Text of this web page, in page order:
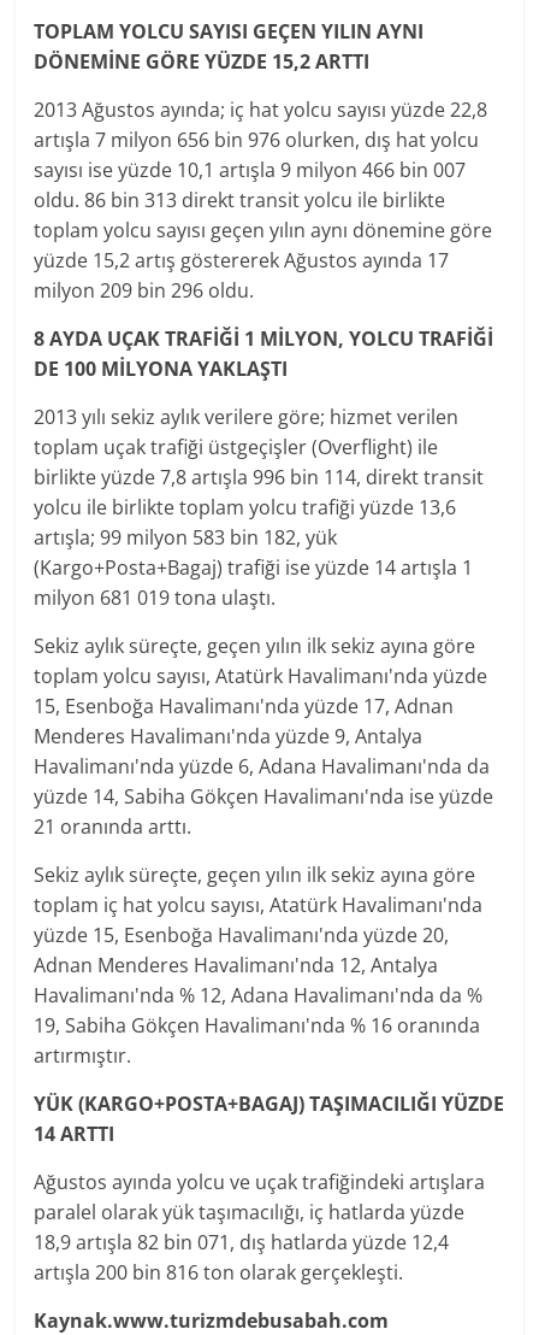
TOPLAM YOLCU SAYISI GEÇEN YILIN AYNI
DÖNEMİNE GÖRE YÜZDE 15,2 ARTTI
2013 Ağustos ayında; iç hat yolcu sayısı yüzde 22,8
artışla 7 milyon 656 bin 976 olurken, dış hat yolcu
sayısı ise yüzde 10,1 artışla 9 milyon 466 bin 007
oldu. 86 bin 313 direkt transit yolcu ile birlikte
toplam yolcu sayısı geçen yılın aynı dönemine göre
yüzde 15,2 artış göstererek Ağustos ayında 17
milyon 209 bin 296 oldu.
8 AYDA UÇAK TRAFİĞİ 1 MİLYON, YOLCU TRAFİĞİ
DE 100 MİLYONA YAKLAŞTI
2013 yılı sekiz aylık verilere göre; hizmet verilen
toplam uçak trafiği üstgeçişler (Overflight) ile
birlikte yüzde 7,8 artışla 996 bin 114, direkt transit
yolcu ile birlikte toplam yolcu trafiği yüzde 13,6
artışla; 99 milyon 583 bin 182, yük
(Kargo+Posta+Bagaj) trafiği ise yüzde 14 artışla 1
milyon 681 019 tona ulaştı.
Sekiz aylık süreçte, geçen yılın ilk sekiz ayına göre
toplam yolcu sayısı, Atatürk Havalimanı'nda yüzde
15, Esenboğa Havalimanı'nda yüzde 17, Adnan
Menderes Havalimanı'nda yüzde 9, Antalya
Havalimanı'nda yüzde 6, Adana Havalimanı'nda da
yüzde 14, Sabiha Gökçen Havalimanı'nda ise yüzde
21 oranında arttı.
Sekiz aylık süreçte, geçen yılın ilk sekiz ayına göre
toplam iç hat yolcu sayısı, Atatürk Havalimanı'nda
yüzde 15, Esenboğa Havalimanı'nda yüzde 20,
Adnan Menderes Havalimanı'nda 12, Antalya
Havalimanı'nda % 12, Adana Havalimanı'nda da %
19, Sabiha Gökçen Havalimanı'nda % 16 oranında
artırmıştır.
YÜK (KARGO+POSTA+BAGAJ) TAŞIMACILIĞI YÜZDE
14 ARTTI
Ağustos ayında yolcu ve uçak trafiğindeki artışlara
paralel olarak yük taşımacılığı, iç hatlarda yüzde
18,9 artışla 82 bin 071, dış hatlarda yüzde 12,4
artışla 200 bin 816 ton olarak gerçekleşti.
Kaynak.www.turizmdebusabah.com